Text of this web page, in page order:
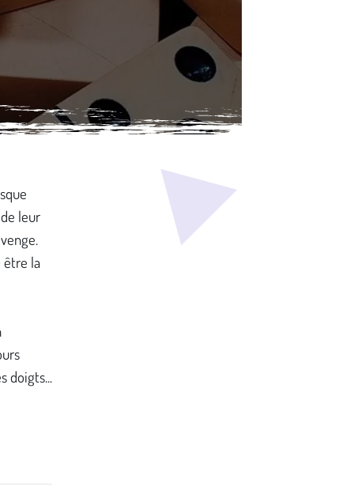
leur
être la
doigts...